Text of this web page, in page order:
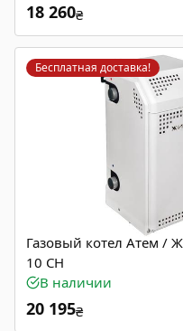
18 260₴
Бесплатная доставка!
Газовый котел Атем /
10 СН
В наличии
20 195₴